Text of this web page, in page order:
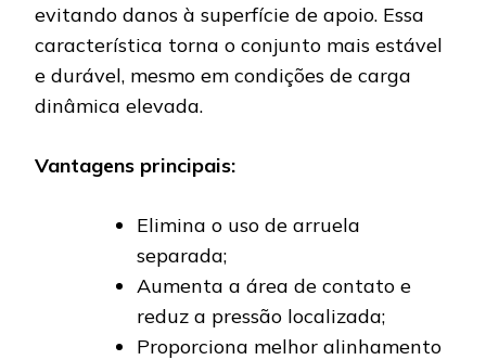
evitando danos à superfície de apoio. Essa
característica torna o conjunto mais estável
e durável, mesmo em condições de carga
dinâmica elevada.
Vantagens principais:
Elimina o uso de arruela
separada;
Aumenta a área de contato e
reduz a pressão localizada;
Proporciona melhor alinhamento